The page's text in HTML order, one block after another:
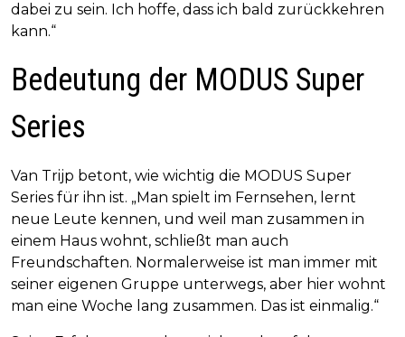
dabei zu sein. Ich hoffe, dass ich bald zurückkehren
kann.“
Bedeutung der MODUS Super
Series
Van Trijp betont, wie wichtig die MODUS Super
Series für ihn ist. „Man spielt im Fernsehen, lernt
neue Leute kennen, und weil man zusammen in
einem Haus wohnt, schließt man auch
Freundschaften. Normalerweise ist man immer mit
seiner eigenen Gruppe unterwegs, aber hier wohnt
man eine Woche lang zusammen. Das ist einmalig.“